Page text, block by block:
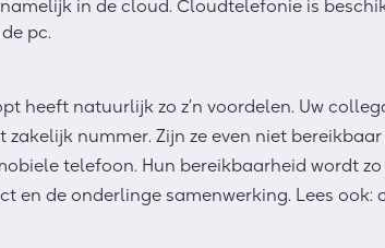
in de cloud. Cloudtelefonie is
pc.
heeft natuurlijk zo z’n voordelen. Uw
zakelijk nummer. Zijn ze even niet
telefoon. Hun bereikbaarheid wordt
en de onderlinge samenwerking. Lees ook: